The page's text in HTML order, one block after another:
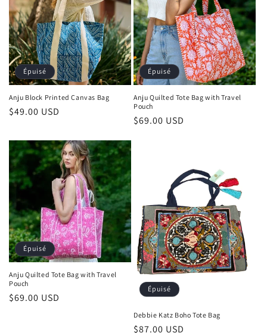
Épuisé
Anju Block Printed Canvas Bag
Prix
$49.00 USD
Épuisé
Anju Quilted Tote Bag with Travel
Pouch
Prix
$69.00 USD
Épuisé
Anju Quilted Tote Bag with Travel
Pouch
Prix
$69.00 USD
Épuisé
Debbie Katz Boho Tote Bag
Prix
$87.00 USD